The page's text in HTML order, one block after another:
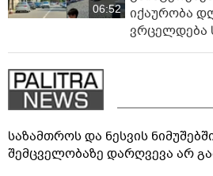
06:52
იქაურობა
ვრცელდება
საზამთროს და ნესვის
შემცველობაზე დარღვევა არ